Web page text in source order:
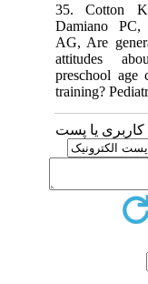
35. Cotton
Damiano
AG, Are
attitudes
preschool
training?
یا پست